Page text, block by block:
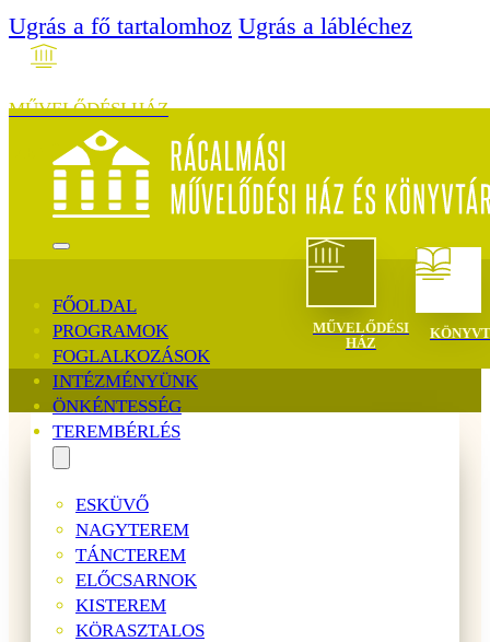
Ugrás a fő tartalomhoz Ugrás a lábléchez
MŰVELŐDÉSI HÁZ
MENÜ
FŐOLDAL
PROGRAMOK
FOGLALKOZÁSOK
INTÉZMÉNYÜNK
ÖNKÉNTESSÉG
TEREMBÉRLÉS
ESKÜVŐ
NAGYTEREM
TÁNCTEREM
ELŐCSARNOK
KISTEREM
KÖRASZTALOS
MŰVELŐDÉSI
HÁZ